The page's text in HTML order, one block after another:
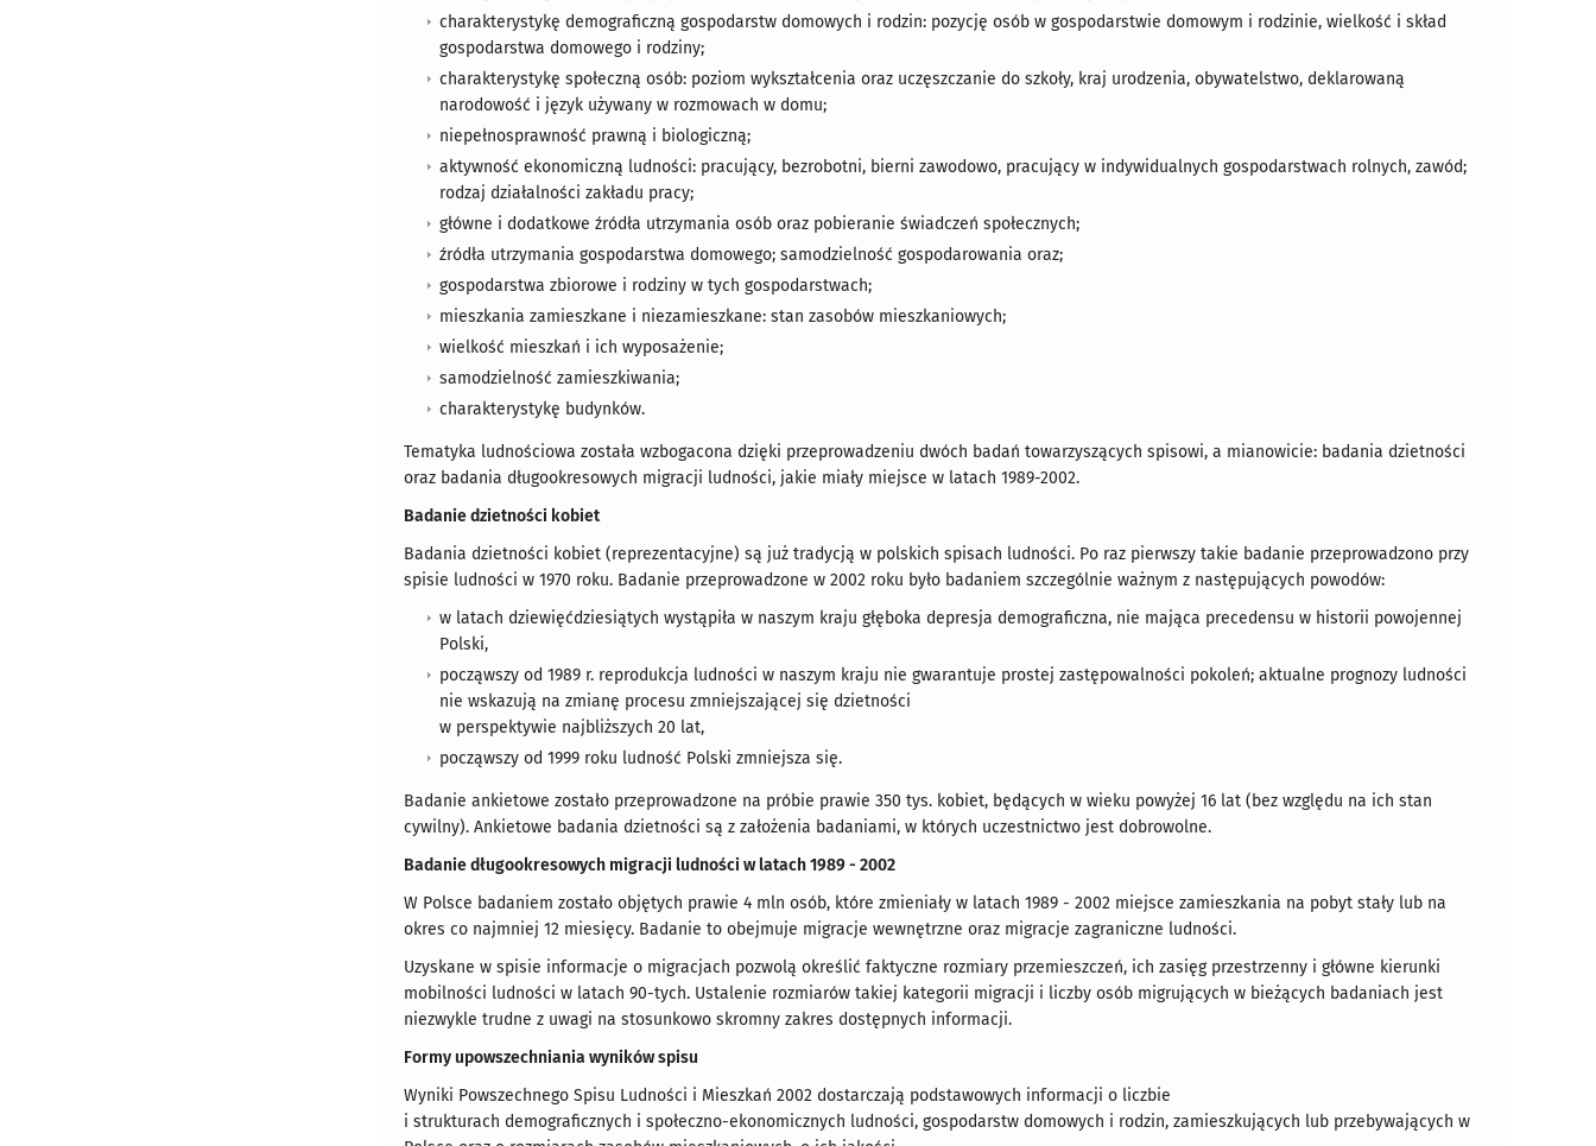
charakterystykę demograficzną gospodarstw domowych i rodzin: pozycję osób w gospodarstwie domowym i rodzinie, wielkość i skład
gospodarstwa domowego i rodziny;
charakterystykę społeczną osób: poziom wykształcenia oraz uczęszczanie do szkoły, kraj urodzenia, obywatelstwo, deklarowaną
narodowość i język używany w rozmowach w domu;
niepełnosprawność prawną i biologiczną;
aktywność ekonomiczną ludności: pracujący, bezrobotni, bierni zawodowo, pracujący w indywidualnych gospodarstwach rolnych, zawód;
rodzaj działalności zakładu pracy;
główne i dodatkowe źródła utrzymania osób oraz pobieranie świadczeń społecznych;
źródła utrzymania gospodarstwa domowego; samodzielność gospodarowania oraz;
gospodarstwa zbiorowe i rodziny w tych gospodarstwach;
mieszkania zamieszkane i niezamieszkane: stan zasobów mieszkaniowych;
wielkość mieszkań i ich wyposażenie;
samodzielność zamieszkiwania;
charakterystykę budynków.
Tematyka ludnościowa została wzbogacona dzięki przeprowadzeniu dwóch badań towarzyszących spisowi, a mianowicie: badania dzietności
oraz badania długookresowych migracji ludności, jakie miały miejsce w latach 1989-2002.
Badanie dzietności kobiet
Badania dzietności kobiet (reprezentacyjne) są już tradycją w polskich spisach ludności. Po raz pierwszy takie badanie przeprowadzono przy
spisie ludności w 1970 roku. Badanie przeprowadzone w 2002 roku było badaniem szczególnie ważnym z następujących powodów:
w latach dziewięćdziesiątych wystąpiła w naszym kraju głęboka depresja demograficzna, nie mająca precedensu w historii powojennej
Polski,
począwszy od 1989 r. reprodukcja ludności w naszym kraju nie gwarantuje prostej zastępowalności pokoleń; aktualne prognozy ludności
nie wskazują na zmianę procesu zmniejszającej się dzietności
w perspektywie najbliższych 20 lat,
począwszy od 1999 roku ludność Polski zmniejsza się.
Badanie ankietowe zostało przeprowadzone na próbie prawie 350 tys. kobiet, będących w wieku powyżej 16 lat (bez względu na ich stan
cywilny). Ankietowe badania dzietności są z założenia badaniami, w których uczestnictwo jest dobrowolne.
Badanie długookresowych migracji ludności w latach 1989 - 2002
W Polsce badaniem zostało objętych prawie 4 mln osób, które zmieniały w latach 1989 - 2002 miejsce zamieszkania na pobyt stały lub na
okres co najmniej 12 miesięcy. Badanie to obejmuje migracje wewnętrzne oraz migracje zagraniczne ludności.
Uzyskane w spisie informacje o migracjach pozwolą określić faktyczne rozmiary przemieszczeń, ich zasięg przestrzenny i główne kierunki
mobilności ludności w latach 90-tych. Ustalenie rozmiarów takiej kategorii migracji i liczby osób migrujących w bieżących badaniach jest
niezwykle trudne z uwagi na stosunkowo skromny zakres dostępnych informacji.
Formy upowszechniania wyników spisu
Wyniki Powszechnego Spisu Ludności i Mieszkań 2002 dostarczają podstawowych informacji o liczbie
i strukturach demograficznych i społeczno-ekonomicznych ludności, gospodarstw domowych i rodzin, zamieszkujących lub przebywających w